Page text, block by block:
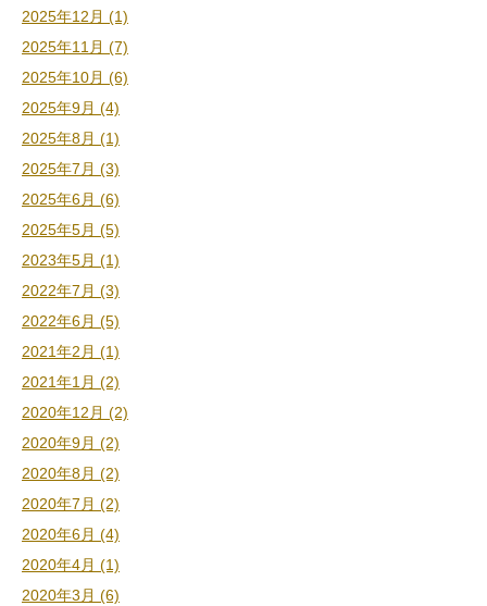
2025年12月 (1)
2025年11月 (7)
2025年10月 (6)
2025年9月 (4)
2025年8月 (1)
2025年7月 (3)
2025年6月 (6)
2025年5月 (5)
2023年5月 (1)
2022年7月 (3)
2022年6月 (5)
2021年2月 (1)
2021年1月 (2)
2020年12月 (2)
2020年9月 (2)
2020年8月 (2)
2020年7月 (2)
2020年6月 (4)
2020年4月 (1)
2020年3月 (6)